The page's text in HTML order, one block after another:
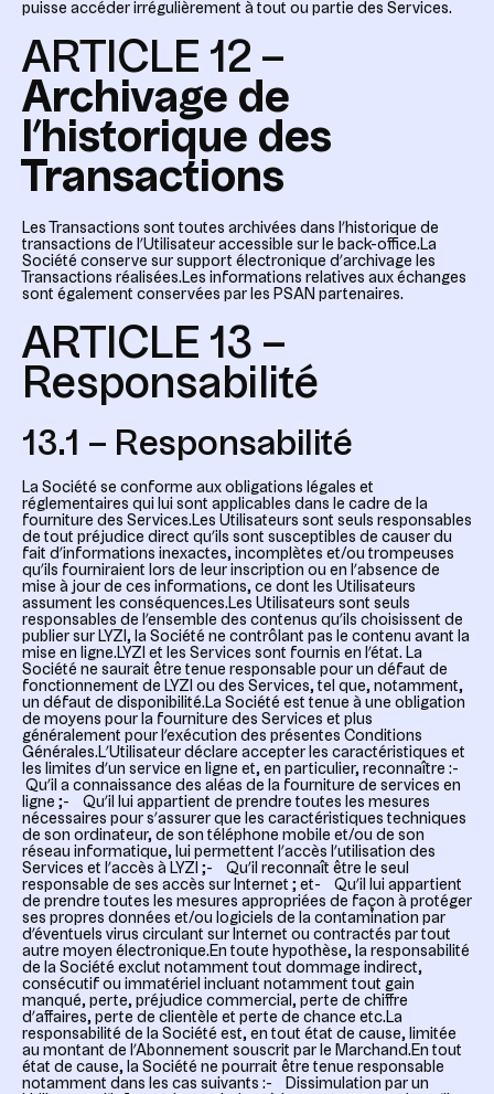
puisse accéder irrégulièrement à tout ou partie des Services.
ARTICLE 12 –
Archivage de
l’historique des
Transactions
Les Transactions sont toutes archivées dans l’historique de
transactions de l’Utilisateur accessible sur le back-office.La
Société conserve sur support électronique d’archivage les
Transactions réalisées.Les informations relatives aux échanges
sont également conservées par les PSAN partenaires.
ARTICLE 13 –
Responsabilité
13.1 – Responsabilité
La Société se conforme aux obligations légales et
réglementaires qui lui sont applicables dans le cadre de la
fourniture des Services.Les Utilisateurs sont seuls responsables
de tout préjudice direct qu’ils sont susceptibles de causer du
fait d’informations inexactes, incomplètes et/ou trompeuses
qu’ils fourniraient lors de leur inscription ou en l’absence de
mise à jour de ces informations, ce dont les Utilisateurs
assument les conséquences.Les Utilisateurs sont seuls
responsables de l’ensemble des contenus qu’ils choisissent de
publier sur LYZI, la Société ne contrôlant pas le contenu avant la
mise en ligne.LYZI et les Services sont fournis en l’état. La
Société ne saurait être tenue responsable pour un défaut de
fonctionnement de LYZI ou des Services, tel que, notamment,
un défaut de disponibilité.La Société est tenue à une obligation
de moyens pour la fourniture des Services et plus
généralement pour l’exécution des présentes Conditions
Générales.L’Utilisateur déclare accepter les caractéristiques et
les limites d’un service en ligne et, en particulier, reconnaître :-
Qu’il a connaissance des aléas de la fourniture de services en
ligne ;- Qu’il lui appartient de prendre toutes les mesures
nécessaires pour s’assurer que les caractéristiques techniques
de son ordinateur, de son téléphone mobile et/ou de son
réseau informatique, lui permettent l’accès l’utilisation des
Services et l’accès à LYZI ;- Qu’il reconnaît être le seul
responsable de ses accès sur Internet ; et- Qu’il lui appartient
de prendre toutes les mesures appropriées de façon à protéger
ses propres données et/ou logiciels de la contamination par
d’éventuels virus circulant sur Internet ou contractés par tout
autre moyen électronique.En toute hypothèse, la responsabilité
de la Société exclut notamment tout dommage indirect,
consécutif ou immatériel incluant notamment tout gain
manqué, perte, préjudice commercial, perte de chiffre
d’affaires, perte de clientèle et perte de chance etc.La
responsabilité de la Société est, en tout état de cause, limitée
au montant de l’Abonnement souscrit par le Marchand.En tout
état de cause, la Société ne pourrait être tenue responsable
notamment dans les cas suivants :- Dissimulation par un